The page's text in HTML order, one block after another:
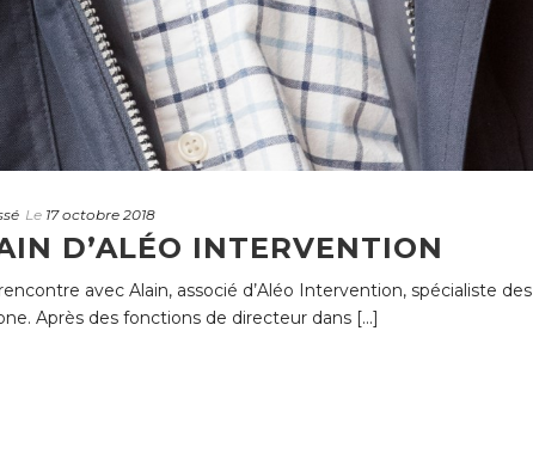
Le 17 octobre 2018
D’ALÉO INTERVENTION
avec Alain, associé d’Aléo Intervention, spécialiste des
Après des fonctions de directeur dans [...]